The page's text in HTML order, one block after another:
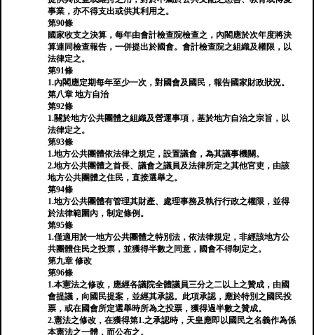
事業，亦不得支出或供其利用之。
第90條
國家收支之決算，每年由會計檢查院檢查之，內閣應於次年度將決
算連同檢查報告，一併提出於國會。會計檢查院之組織及權限，以
法律定之。
第91條
1.內閣應定期每年至少一次，對國會及國民，報告國家財政狀況。
第八章 地方自治
第92條
1.關於地方公共團體之組織及營運事項，基於地方自治之宗旨，以
法律定之。
第93條
1.地方公共團體依法律之規定，設置議會，為其議事機關。
2.地方公共團體之首長、議會之議員及法律所定之其他官吏，由該
地方公共團體之住民，直接選舉之。
第94條
1.地方公共團體有管理其財產、處理事務及執行行政之權限，並得
於法律範圍內，制定條例。
第95條
1.僅適用於一地方公共團體之特別法，依法律規定，非經該地方公
共團體住民之投票，並獲得半數之同意，國會不得制定之。
第九章 修改
第96條
1.本憲法之修改，應經各議院全體議員三分之二以上之贊成，由國
會提議，向國民提案，並經其承認。此項承認，應於特別之國民投
票，或在國會所定選舉時所為之投票，獲得過半數之贊成。
2.憲法之修改，在獲得第1.之承認時，天皇應即以國民之名義作為係
本憲法之一體，而公布之。